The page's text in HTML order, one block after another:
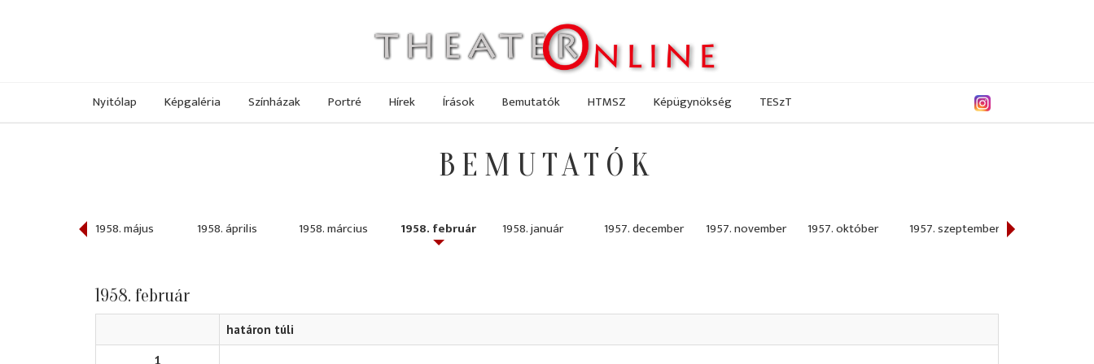
Nyitólap Képgaléria Színházak Portré Hírek Írások Bemutatók HTMSZ Képügynökség TESzT
BEMUTATÓK
1958. május 1958. április 1958. március 1958. február 1958. január 1957. december 1957. november 1957. október 1957. szeptember 1957. június
1958. február
határon túli
1